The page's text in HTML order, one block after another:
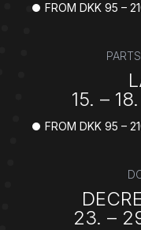
FROM DKK 95 –
15. –
FROM DKK 95 –
23. –